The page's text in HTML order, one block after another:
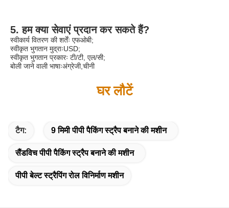
5. हम क्या सेवाएं प्रदान कर सकते हैं?
स्वीकार्य वितरण की शर्तेंः एफओबी;
स्वीकृत भुगतान मुद्राःUSD;
स्वीकृत भुगतान प्रकारः टी/टी, एल/सी;
बोली जाने वाली भाषाःअंग्रेजी,चीनी
घर लौटें
टैग: 9 मिमी पीपी पैकिंग स्ट्रैप बनाने की मशीन
सैंडविच पीपी पैकिंग स्ट्रैप बनाने की मशीन
पीपी बेल्ट स्ट्रैपिंग रोल विनिर्माण मशीन